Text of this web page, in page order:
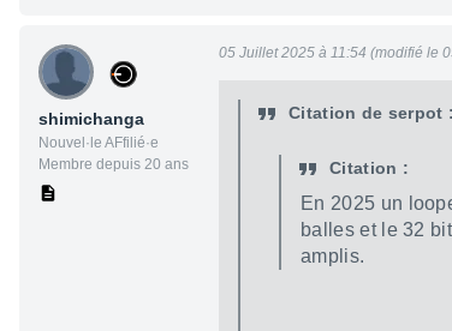
shimichanga
Nouvel·le AFfilié·e
Membre depuis 20 ans
05 Juillet 2025 à 11:54 (modifié le
Citation de serpot :
Citation :
En 2025 un
balles et le 32
amplis.